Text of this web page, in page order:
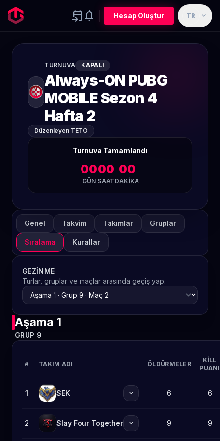
event_upcoming notifications Hesap Oluştur TR expand_more
TURNUVA KAPALI
Always-ON PUBG
MOBILE Sezon 4
Hafta 2
Düzenleyen TETO
Turnuva Tamamlandı
00
GÜN
00
SAAT
00
DAKIKA
Genel Takvim Takımlar Gruplar
Sıralama Kurallar
GEZINME
Turlar, gruplar ve maçlar arasında geçiş yap.
Aşama 1
GRUP 9
# TAKIM ADI ÖLDÜRMELER
KILL
PUANI
1 SEK expand_more 6 6
2 Slay Four Together expand_more 9 9